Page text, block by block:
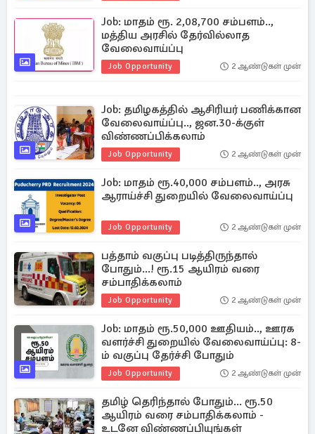
Job: மாதம் ரூ. 2,08,700 சம்பளம்..,
மத்திய அரசில் தேர்வில்லாத
வேலைவாய்ப்பு
Job Opportunity 2 ஆண்டுகள் முன்
Job: தமிழகத்தில் ஆசிரியர் பணிக்கான
வேலைவாய்ப்பு.., ஜன.30-க்குள்
விண்ணப்பிக்கலாம்
Job Opportunity 2 ஆண்டுகள் முன்
Job: மாதம் ரூ.40,000 சம்பளம்.., அரசு
ஆராய்ச்சி துறையில் வேலைவாய்ப்பு
Job Opportunity 2 ஆண்டுகள் முன்
பத்தாம் வகுப்பு படித்திருந்தால்
போதும்...! ரூ.15 ஆயிரம் வரை
சம்பாதிக்கலாம்
Job Opportunity 2 ஆண்டுகள் முன்
Job: மாதம் ரூ.50,000 ஊதியம்.., ஊரக
வளர்ச்சி துறையில் வேலைவாய்ப்பு: 8-
ம் வகுப்பு தேர்ச்சி போதும்
Job Opportunity 2 ஆண்டுகள் முன்
தமிழ் தெரிந்தால் போதும்... ரூ.50
ஆயிரம் வரை சம்பாதிக்கலாம் -
உடனே விண்ணப்பியுங்கள்